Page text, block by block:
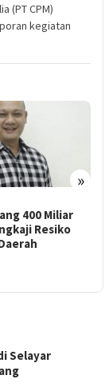
(PT CPM)
kegiatan
»
400 Miliar
Resiko
Selayar